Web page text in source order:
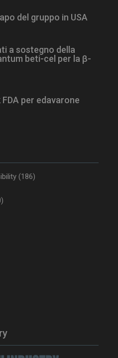
del gruppo in USA
a sostegno della
beti-cel per la β-
per edavarone
(186)
www.dailyhealthindustry.it
settimane
Microsoft Corporation